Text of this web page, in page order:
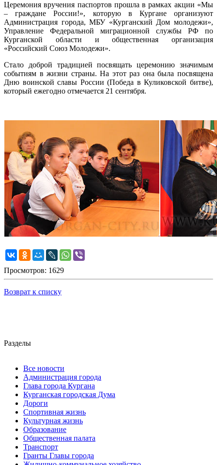
Церемония вручения паспортов прошла в рамках акции «Мы
– граждане России!», которую в Кургане организуют
Администрация города, МБУ «Курганский Дом молодежи»,
Управление Федеральной миграционной службы РФ по
Курганской области и общественная организация
«Российский Союз Молодежи».
Стало доброй традицией посвящать церемонию значимым
событиям в жизни страны. На этот раз она была посвящена
Дню воинской славы России (Победа в Куликовской битве),
который ежегодно отмечается 21 сентября.
Просмотров: 1629
Возврат к списку
Разделы
Все новости
Администрация города
Глава города Кургана
Курганская городская Дума
Дороги
Спортивная жизнь
Культурная жизнь
Образование
Общественная палата
Транспорт
Гранты Главы города